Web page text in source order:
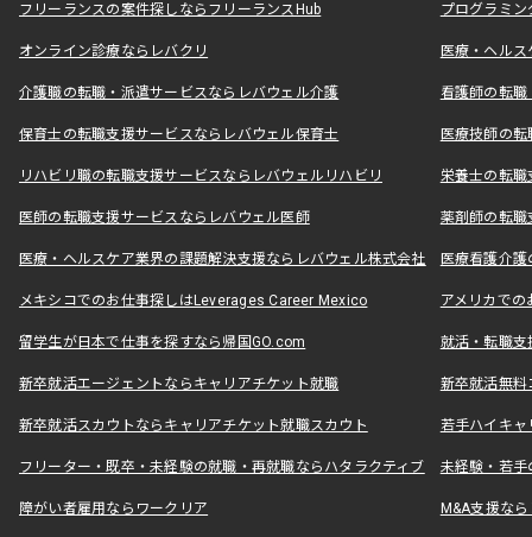
フリーランスの案件探しならフリーランスHub プログラミ
オンライン診療ならレバクリ 医療・ヘル
介護職の転職・派遣サービスならレバウェル介護 看護師の転
保育士の転職支援サービスならレバウェル保育士 医療技師の
リハビリ職の転職支援サービスならレバウェルリハビリ 栄養士の転
医師の転職支援サービスならレバウェル医師 薬剤師の転
医療・ヘルスケア業界の課題解決支援ならレバウェル株式会社 医療看護介
メキシコでのお仕事探しはLeverages Career Mexico アメリカで
留学生が日本で仕事を探すなら帰国GO.com 就活・転職
新卒就活エージェントならキャリアチケット就職 新卒就活無料
新卒就活スカウトならキャリアチケット就職スカウト 若手ハイキ
フリーター・既卒・未経験の就職・再就職ならハタラクティブ 未経験・若手
障がい者雇用ならワークリア M&A支援な